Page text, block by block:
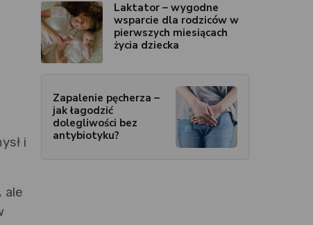
i
ale
Laktator – wygodne
wsparcie dla rodziców w
pierwszych miesiącach
życia dziecka
Zapalenie pęcherza –
jak łagodzić
dolegliwości bez
antybiotyku?